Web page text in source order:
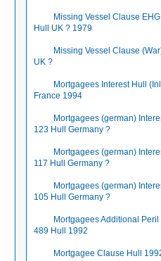
Missing Vessel Clause
Hull UK ? 1979
Missing Vessel Clause
UK ?
Mortgagees Interest Hull
France 1994
Mortgagees (german)
123 Hull Germany ?
Mortgagees (german)
117 Hull Germany ?
Mortgagees (german)
105 Hull Germany ?
Mortgagees Additional Peril
489 Hull 1992
Mortgagee Clause Hull